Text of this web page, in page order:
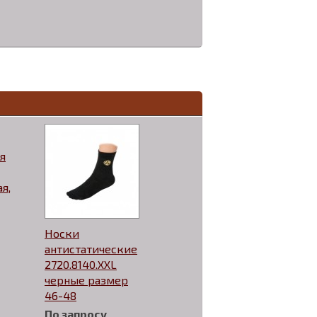
Носки
антистатические
2720.8140.XXL
черные размер
46-48
По запросу